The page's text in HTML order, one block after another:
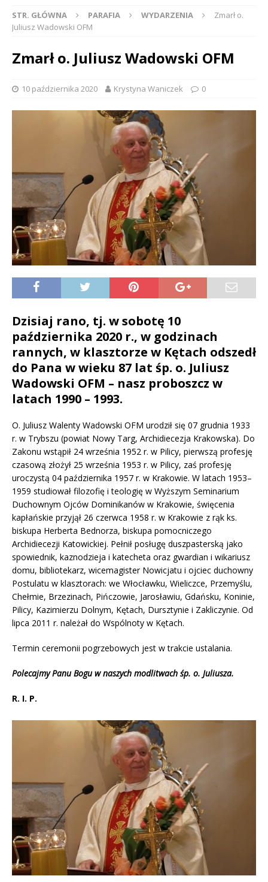
STR. GŁÓWNA PARAFIA WYDARZENIA
Zmarł o.
Juliusz Wadowski OFM
Zmarł o. Juliusz Wadowski OFM
10 października 2020 Krystyna Waniczek 0
Dzisiaj rano, tj. w sobotę 10
października 2020 r., w godzinach
rannych, w klasztorze w Kętach odszedł
do Pana w wieku 87 lat śp. o. Juliusz
Wadowski OFM – nasz proboszcz w
latach 1990 – 1993.
O. Juliusz Walenty Wadowski OFM urodził się 07 grudnia 1933
r. w Trybszu (powiat Nowy Targ, Archidiecezja Krakowska). Do
Zakonu wstąpił 24 września 1952 r. w Pilicy, pierwszą profesję
czasową złożył 25 września 1953 r. w Pilicy, zaś profesję
uroczystą 04 października 1957 r. w Krakowie. W latach 1953–
1959 studiował filozofię i teologię w Wyższym Seminarium
Duchownym Ojców Dominikanów w Krakowie, święcenia
kapłańskie przyjął 26 czerwca 1958 r. w Krakowie z rąk ks.
biskupa Herberta Bednorza, biskupa pomocniczego
Archidiecezji Katowickiej. Pełnił posługę duszpasterską jako
spowiednik, kaznodzieja i katecheta oraz gwardian i wikariusz
domu, bibliotekarz, wicemagister Nowicjatu i ojciec duchowny
Postulatu w klasztorach: we Włocławku, Wieliczce, Przemyślu,
Chełmie, Brzezinach, Pińczowie, Jarosławiu, Gdańsku, Koninie,
Pilicy, Kazimierzu Dolnym, Kętach, Dursztynie i Zakliczynie. Od
lipca 2011 r. należał do Wspólnoty w Kętach.
Termin ceremonii pogrzebowych jest w trakcie ustalania.
Polecajmy Panu Bogu w naszych modlitwach śp. o. Juliusza.
R. I. P.